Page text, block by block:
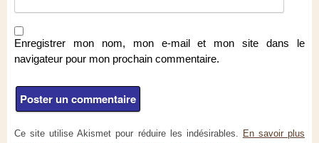
Enregistrer mon nom, mon e-mail et mon site dans le
navigateur pour mon prochain commentaire.
Ce site utilise Akismet pour réduire les indésirables. En savoir plus